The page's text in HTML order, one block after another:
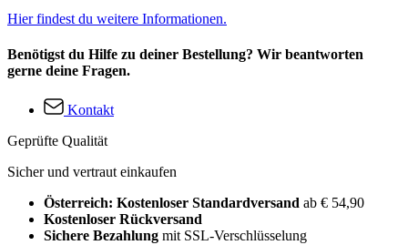
Hier findest du weitere Informationen.
Benötigst du Hilfe zu deiner Bestellung? Wir beantworten
gerne deine Fragen.
Kontakt
Geprüfte Qualität
Sicher und vertraut einkaufen
Österreich: Kostenloser Standardversand ab € 54,90
Kostenloser Rückversand
Sichere Bezahlung mit SSL-Verschlüsselung